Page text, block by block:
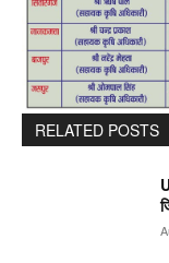
RELATED POSTS